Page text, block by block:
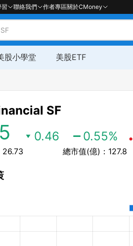
聯絡我們 作者專區關於CMoney
股小學堂 美股ETF
SF
0.46 0.55% •
26.73 總市值(億)：127.8